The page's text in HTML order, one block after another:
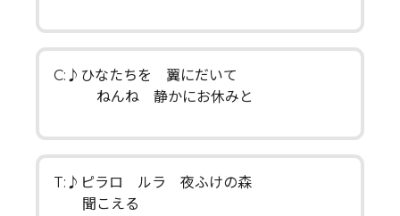
C:♪ひなたちを 翼にだいて
ねんね 静かにお休みと
T:♪ピラロ ルラ 夜ふけの森
聞こえる